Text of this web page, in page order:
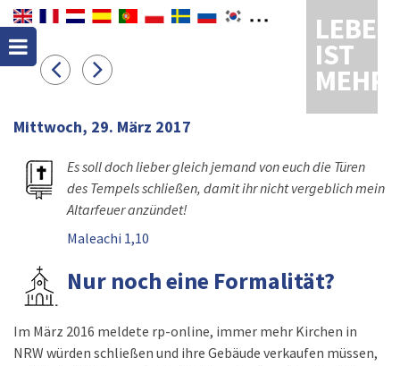
LEBEN
IST
MEHR
Mittwoch, 29. März 2017
Es soll doch lieber gleich jemand von euch die Türen
des Tempels schließen, damit ihr nicht vergeblich mein
Altarfeuer anzündet!
Maleachi 1,10
Nur noch eine Formalität?
Im März 2016 meldete rp-online, immer mehr Kirchen in
NRW würden schließen und ihre Gebäude verkaufen müssen,